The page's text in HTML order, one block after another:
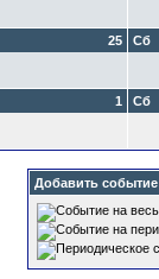
25 Сб
1 Сб
Добавить событие